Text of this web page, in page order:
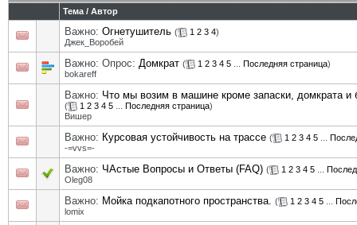
Тема / Автор
Важно: Огнетушитель ( 1 2 3 4)
Джек_Воробей
Важно: Опрос: Домкрат ( 1 2 3 4 5 Последняя страница)
bokareff
Важно: Что мы возим в машине кроме запаски, домкрата и
( 1 2 3 4 5 Последняя страница)
Вишер
Важно: Курсовая устойчивость на трассе ( 1 2 3 4 5
-=vvs=-
Важно: ЧАстые Вопросы и Ответы (FAQ) ( 1 2 3 4 5
Oleg08
Важно: Мойка подкапотного пространства. ( 1 2 3 4 5
lomix